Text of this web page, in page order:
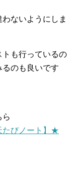
ないようにしま
も行っているの
のも良いです
ら
たびノート】★